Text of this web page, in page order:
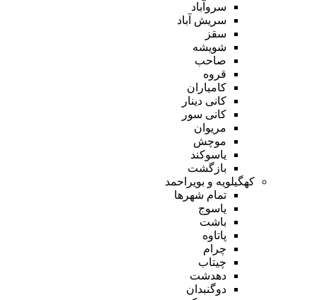
سروآباد
سریش آباد
سقز
شویشه
صاحب
قروه
کامیاران
کانی دینار
کانی سور
مریوان
موچش
یاسوکند
بازگشت
کهگیلویه و بویراحمد
تمام شهر‌ها
یاسوج
باشت
پاتاوه
چرام
چیتاب
دهدشت
دوگنبدان